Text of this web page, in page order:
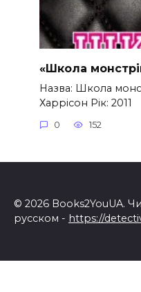
«Школа
Назва: Школа
Харрісон Рік: 2011
0 152
© 2026 Books2YouUA.
русском - https://